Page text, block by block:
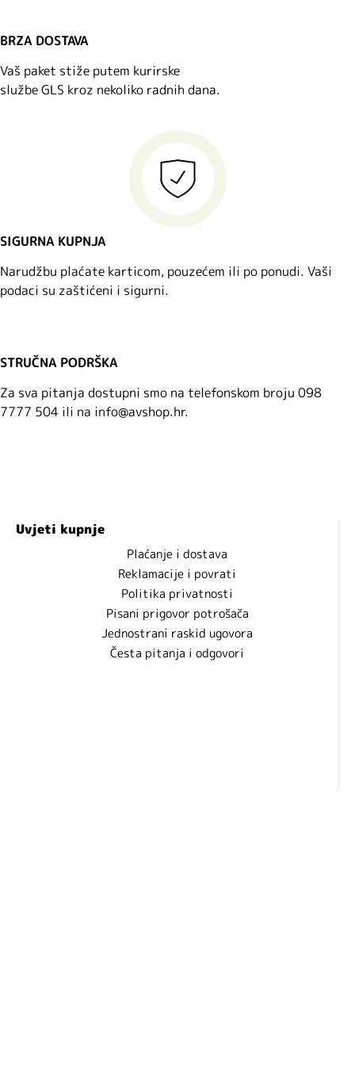
BRZA DOSTAVA
Vaš paket stiže putem kurirske
službe GLS kroz nekoliko radnih dana.
SIGURNA KUPNJA
Narudžbu plaćate karticom, pouzećem ili po ponudi. Vaši
podaci su zaštićeni i sigurni.
STRUČNA PODRŠKA
Za sva pitanja dostupni smo na telefonskom broju 098
7777 504 ili na info@avshop.hr.
Uvjeti kupnje
Plaćanje i dostava
Reklamacije i povrati
Politika privatnosti
Pisani prigovor potrošača
Jednostrani raskid ugovora
Česta pitanja i odgovori